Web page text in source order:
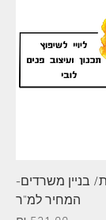
בניין משרדים-
המחיר למ"ר